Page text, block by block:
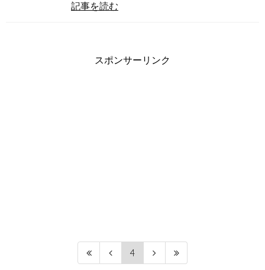
記事を読む
スポンサーリンク
4